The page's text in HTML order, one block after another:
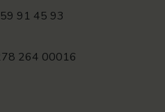
91 45 93
264 00016